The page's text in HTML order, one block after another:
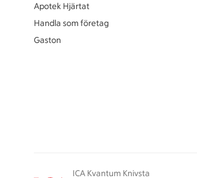
Apotek Hjärtat
Handla som företag
Gaston
ICA Kvantum Knivsta